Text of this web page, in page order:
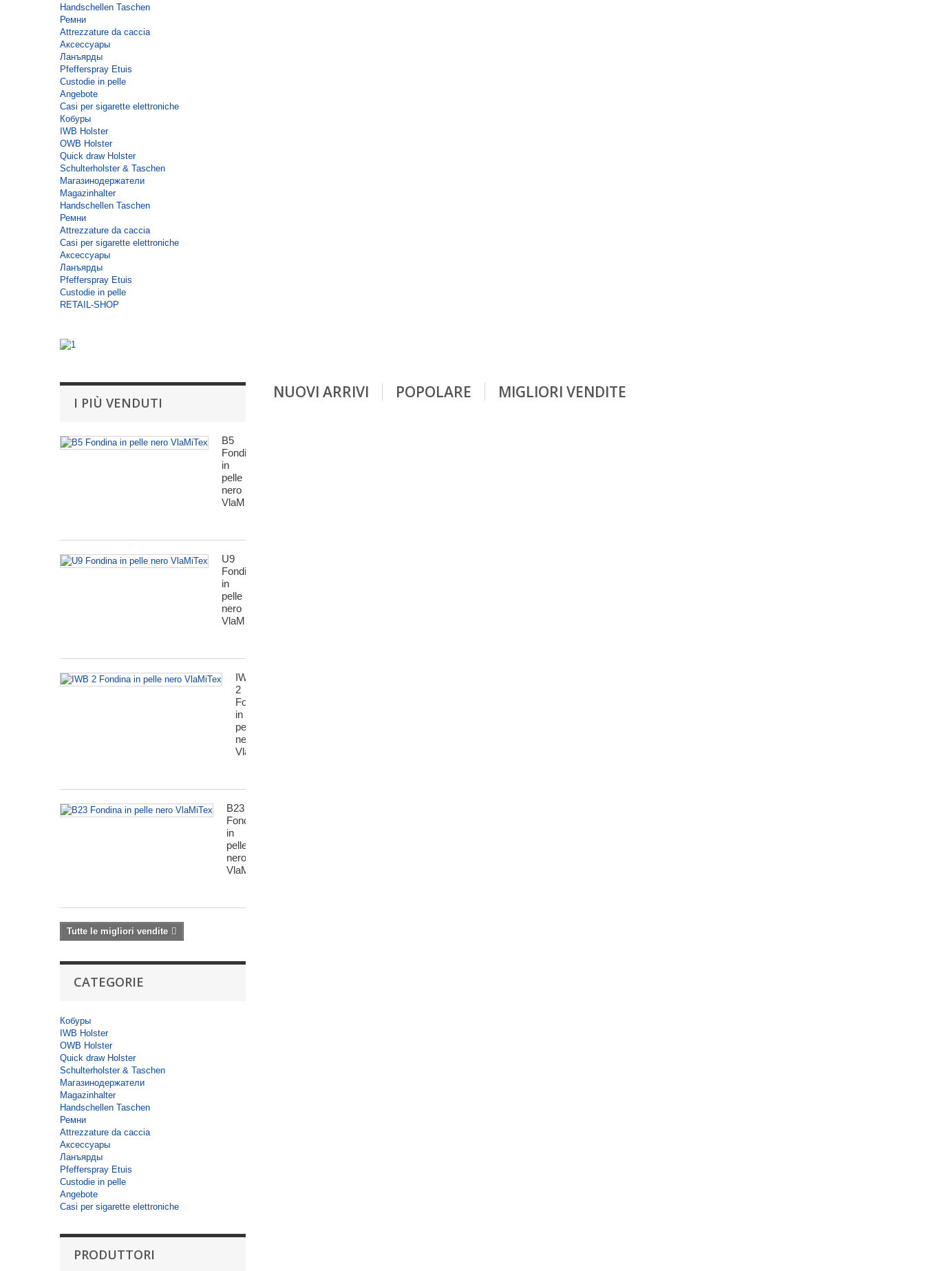
Handschellen Taschen
Ремни
Attrezzature da caccia
Аксессуары
Ланъярды
Pfefferspray Etuis
Custodie in pelle
Angebote
Casi per sigarette elettroniche
Кобуры
IWB Holster
OWB Holster
Quick draw Holster
Schulterholster & Taschen
Магазинодержатели
Magazinhalter
Handschellen Taschen
Ремни
Attrezzature da caccia
Casi per sigarette elettroniche
Аксессуары
Ланъярды
Pfefferspray Etuis
Custodie in pelle
RETAIL-SHOP
I PIÙ VENDUTI
B5
Fondina
in
pelle
nero
VlaMiTex
U9
Fondina
in
pelle
nero
VlaMiTex
IWB
2
Fondina
in
pelle
nero
VlaMiTex
B23
Fondina
in
pelle
nero
VlaMiTex
Tutte le migliori vendite
CATEGORIE
Кобуры
IWB Holster
OWB Holster
Quick draw Holster
Schulterholster & Taschen
Магазинодержатели
Magazinhalter
Handschellen Taschen
Ремни
Attrezzature da caccia
Аксессуары
Ланъярды
Pfefferspray Etuis
Custodie in pelle
Angebote
Casi per sigarette elettroniche
PRODUTTORI
NUOVI ARRIVI POPOLARE MIGLIORI VENDITE